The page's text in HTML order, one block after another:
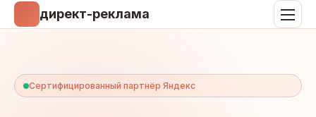
директ-реклама
Сертифицированный партнёр Яндекс